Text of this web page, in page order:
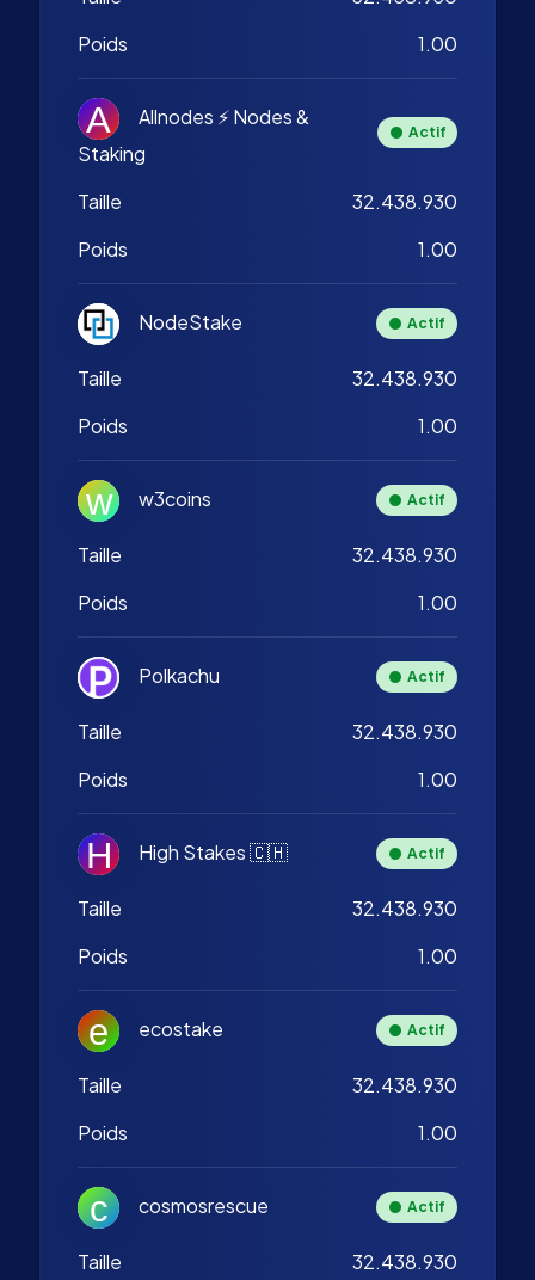
Poids
1.00
Allnodes ⚡️ Nodes &
Staking
Actif
Taille
32.438.930
Poids
1.00
NodeStake Actif
Taille
32.438.930
Poids
1.00
w3coins Actif
Taille
32.438.930
Poids
1.00
Polkachu Actif
Taille
32.438.930
Poids
1.00
High Stakes 🇨🇭 Actif
Taille
32.438.930
Poids
1.00
ecostake Actif
Taille
32.438.930
Poids
1.00
cosmosrescue Actif
Taille
32.438.930